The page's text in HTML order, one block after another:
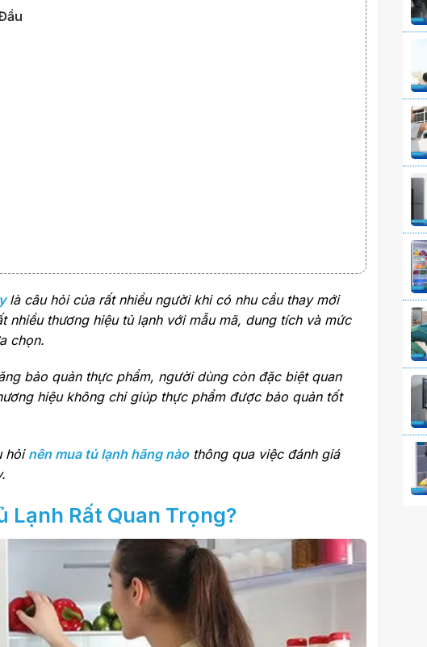
là câu hỏi của rất nhiều người khi có nhu cầu thay mới
thương hiệu tủ lạnh với mẫu mã, dung tích và mức
chọn.
bảo quản thực phẩm, người dùng còn đặc biệt quan
hiệu không chỉ giúp thực phẩm được bảo quản tốt
hỏi nên mua tủ lạnh hãng nào thông qua việc đánh giá
Lạnh Rất Quan Trọng?